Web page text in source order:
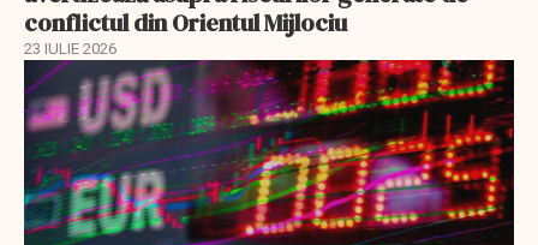
conflictul din Orientul Mijlociu
23 IULIE 2026